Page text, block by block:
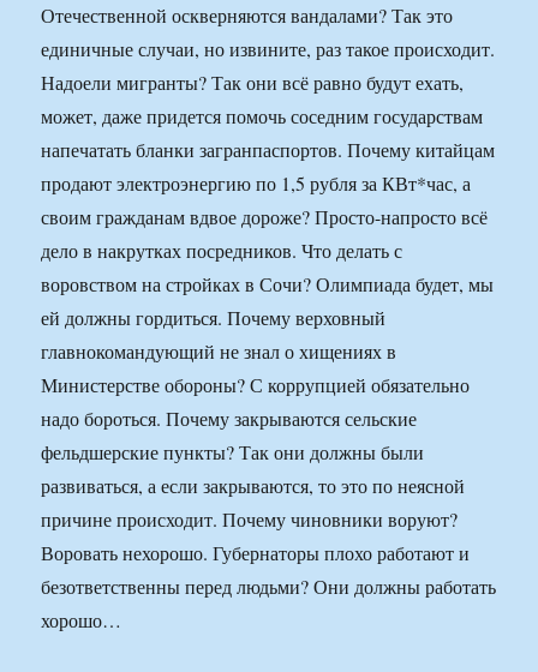
Отечественной оскверняются вандалами? Так это
единичные случаи, но извините, раз такое происходит.
Надоели мигранты? Так они всё равно будут ехать,
может, даже придется помочь соседним государствам
напечатать бланки загранпаспортов. Почему китайцам
продают электроэнергию по 1,5 рубля за КВт*час, а
своим гражданам вдвое дороже? Просто-напросто всё
дело в накрутках посредников. Что делать с
воровством на стройках в Сочи? Олимпиада будет, мы
ей должны гордиться. Почему верховный
главнокомандующий не знал о хищениях в
Министерстве обороны? С коррупцией обязательно
надо бороться. Почему закрываются сельские
фельдшерские пункты? Так они должны были
развиваться, а если закрываются, то это по неясной
причине происходит. Почему чиновники воруют?
Воровать нехорошо. Губернаторы плохо работают и
безответственны перед людьми? Они должны работать
хорошо…